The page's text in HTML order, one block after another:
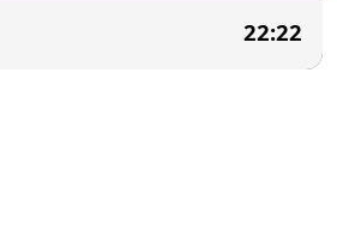
22:22